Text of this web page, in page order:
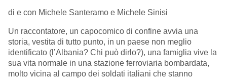
di e con Michele Santeramo e Michele Sinisi
Un raccontatore, un capocomico di confine avvia una
storia, vestita di tutto punto, in un paese non meglio
identificato (l’Albania? Chi può dirlo?), una famiglia vive la
sua vita normale in una stazione ferroviaria bombardata,
molto vicina al campo dei soldati italiani che stanno